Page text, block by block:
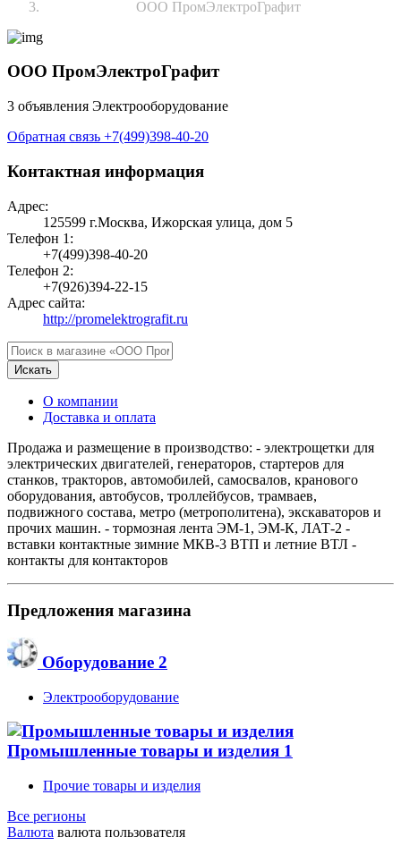
ООО ПромЭлектроГрафит
ООО ПромЭлектроГрафит
3 объявления Электрооборудование
Обратная связь +7(499)398-40-20
Контактная информация
Адрес:
125599 г.Москва, Ижорская улица, дом 5
Телефон 1:
+7(499)398-40-20
Телефон 2:
+7(926)394-22-15
Адрес сайта:
http://promelektrografit.ru
Искать
О компании
Доставка и оплата
Продажа и размещение в производство: - электрощетки для
электрических двигателей, генераторов, стартеров для
станков, тракторов, автомобилей, самосвалов, кранового
оборудования, автобусов, троллейбусов, трамваев,
подвижного состава, метро (метрополитена), экскаваторов и
прочих машин. - тормозная лента ЭМ-1, ЭМ-К, ЛАТ-2 -
вставки контактные зимние МКВ-3 ВТП и летние ВТЛ -
контакты для контакторов
Предложения магазина
Оборудование 2
Электрооборудование
Промышленные товары и изделия 1
Прочие товары и изделия
Все регионы
Валюта валюта пользователя